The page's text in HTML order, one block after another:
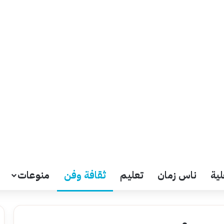
ناس زمان تعليم ثقافة وفن منوعات